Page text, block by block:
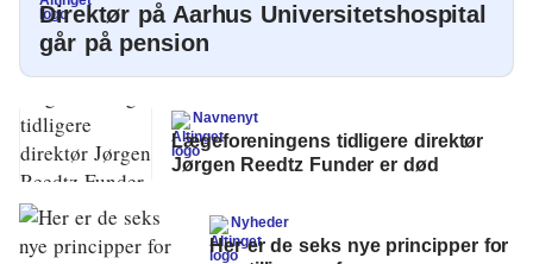
Direktør på Aarhus Universitetshospital
går på pension
Navnenyt
Lægeforeningens tidligere direktør
Jørgen Reedtz Funder er død
Nyheder
Her er de seks nye principper for